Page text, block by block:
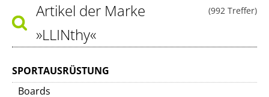
(992 Treffer)
Artikel der Marke
»LLINthy«
SPORTAUSRÜSTUNG
Boards